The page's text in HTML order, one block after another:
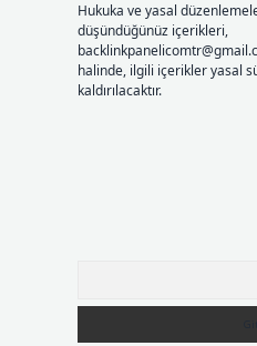
Hukuka ve yasal
düşündüğünüz içerikleri,
halinde, ilgili içerikler yasal
kaldırılacaktır.